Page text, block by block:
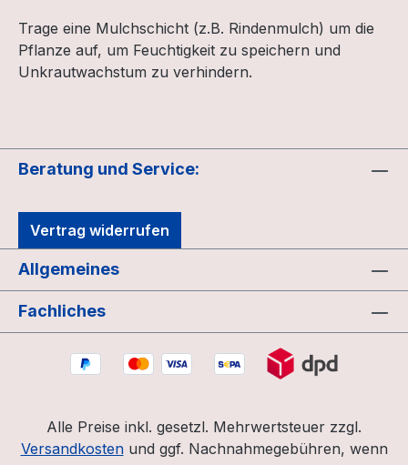
Trage eine Mulchschicht (z.B. Rindenmulch) um die
Pflanze auf, um Feuchtigkeit zu speichern und
Unkrautwachstum zu verhindern.
Beratung und Service:
Vertrag widerrufen
Allgemeines
Fachliches
Alle Preise inkl. gesetzl. Mehrwertsteuer zzgl.
Versandkostenund ggf. Nachnahmegebühren, wenn